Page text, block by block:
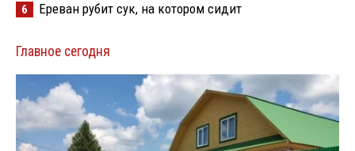
6 Ереван рубит сук, на котором сидит
Главное сегодня